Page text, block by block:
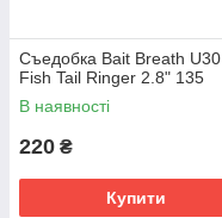
Съедобка Bait Breath U30
Fish Tail Ringer 2.8" 135
В наявності
220 ₴
Купити